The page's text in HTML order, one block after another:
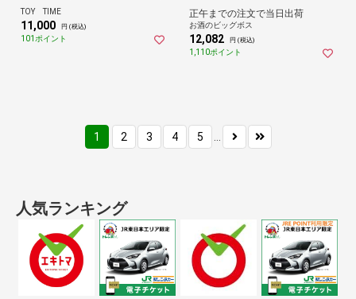
レート付き
TOY TIME
11,000 円 (税込)
101ポイント
正午までの注文で当日出荷
お酒のビッグボス
12,082 円 (税込)
1,110ポイント
1 2 3 4 5 ...
人気ランキング